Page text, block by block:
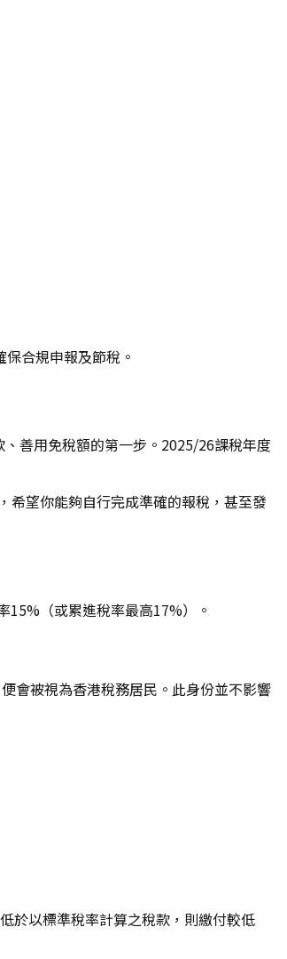
合規申報及節稅。
、善用免稅額的第一步。2025/26課稅年度
希望你能夠自行完成準確的報稅，甚至發
15%（或累進稅率最高17%）。
會被視為香港稅務居民。此身份並不影響
於以標準稅率計算之稅款，則繳付較低